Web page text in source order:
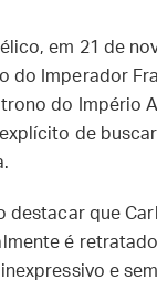
em 21 de
do Imperador
do Império
de
destacar que
é
e